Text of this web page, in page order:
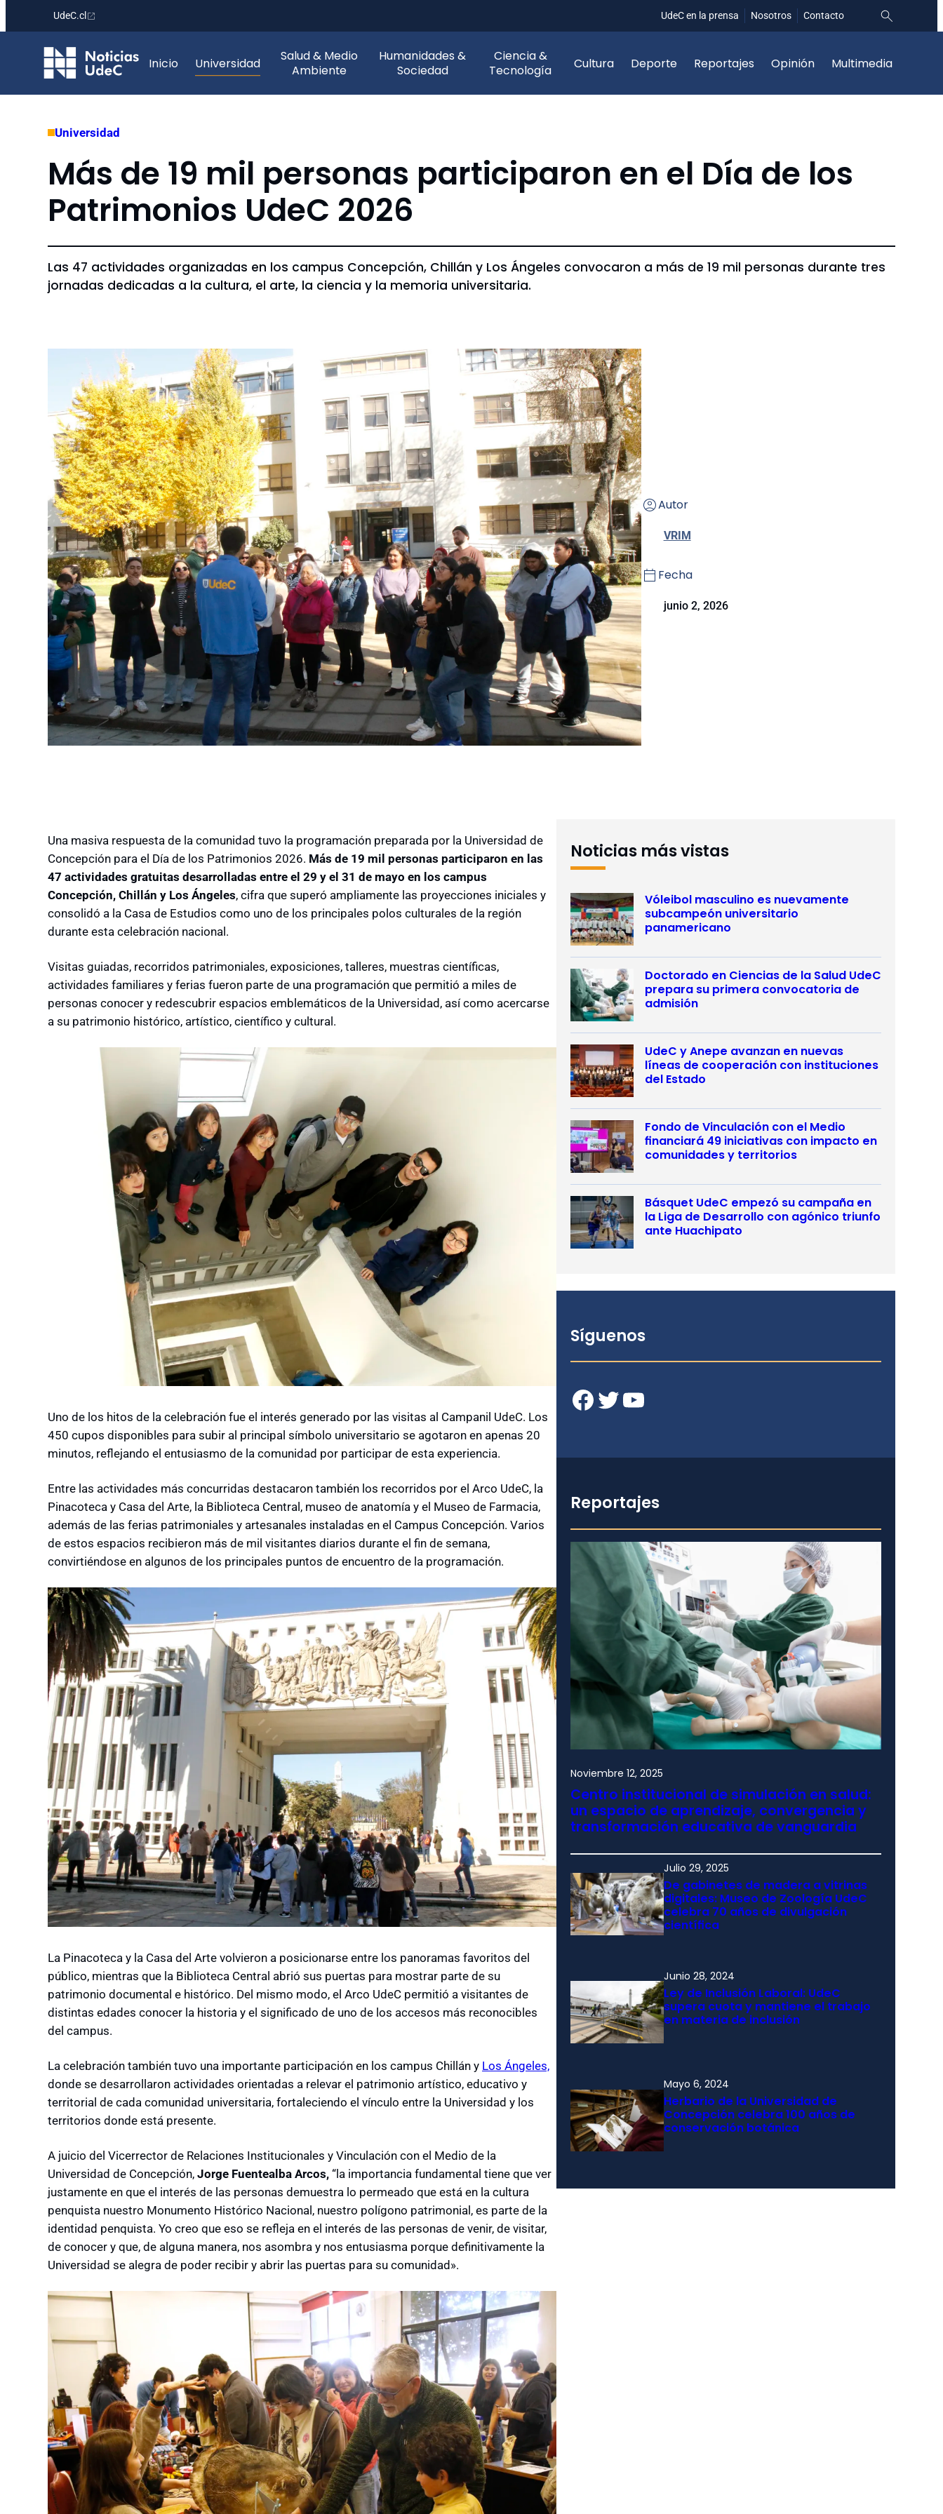
contenido
UdeC.cl UdeC en la prensa Nosotros Contacto
Inicio Universidad
Salud & Medio
Ambiente
Humanidades &
Sociedad
Ciencia &
Tecnología
Cultura Deporte Reportajes Opinión Multimedia
Universidad
Más de 19 mil personas participaron en el Día de los
Patrimonios UdeC 2026
Las 47 actividades organizadas en los campus Concepción, Chillán y Los Ángeles convocaron a más de 19 mil personas durante tres
jornadas dedicadas a la cultura, el arte, la ciencia y la memoria universitaria.
Autor
VRIM
Fecha
junio 2, 2026
Una masiva respuesta de la comunidad tuvo la programación preparada por la Universidad de
Concepción para el Día de los Patrimonios 2026. Más de 19 mil personas participaron en las
47 actividades gratuitas desarrolladas entre el 29 y el 31 de mayo en los campus
Concepción, Chillán y Los Ángeles, cifra que superó ampliamente las proyecciones iniciales y
consolidó a la Casa de Estudios como uno de los principales polos culturales de la región
durante esta celebración nacional.
Visitas guiadas, recorridos patrimoniales, exposiciones, talleres, muestras científicas,
actividades familiares y ferias fueron parte de una programación que permitió a miles de
personas conocer y redescubrir espacios emblemáticos de la Universidad, así como acercarse
a su patrimonio histórico, artístico, científico y cultural.
Uno de los hitos de la celebración fue el interés generado por las visitas al Campanil UdeC. Los
450 cupos disponibles para subir al principal símbolo universitario se agotaron en apenas 20
minutos, reflejando el entusiasmo de la comunidad por participar de esta experiencia.
Entre las actividades más concurridas destacaron también los recorridos por el Arco UdeC, la
Pinacoteca y Casa del Arte, la Biblioteca Central, museo de anatomía y el Museo de Farmacia,
además de las ferias patrimoniales y artesanales instaladas en el Campus Concepción. Varios
de estos espacios recibieron más de mil visitantes diarios durante el fin de semana,
convirtiéndose en algunos de los principales puntos de encuentro de la programación.
La Pinacoteca y la Casa del Arte volvieron a posicionarse entre los panoramas favoritos del
público, mientras que la Biblioteca Central abrió sus puertas para mostrar parte de su
patrimonio documental e histórico. Del mismo modo, el Arco UdeC permitió a visitantes de
distintas edades conocer la historia y el significado de uno de los accesos más reconocibles
del campus.
La celebración también tuvo una importante participación en los campus Chillán y Los Ángeles,
donde se desarrollaron actividades orientadas a relevar el patrimonio artístico, educativo y
territorial de cada comunidad universitaria, fortaleciendo el vínculo entre la Universidad y los
territorios donde está presente.
A juicio del Vicerrector de Relaciones Institucionales y Vinculación con el Medio de la
Universidad de Concepción, Jorge Fuentealba Arcos, “la importancia fundamental tiene que ver
justamente en que el interés de las personas demuestra lo permeado que está en la cultura
penquista nuestro Monumento Histórico Nacional, nuestro polígono patrimonial, es parte de la
identidad penquista. Yo creo que eso se refleja en el interés de las personas de venir, de visitar,
de conocer y que, de alguna manera, nos asombra y nos entusiasma porque definitivamente la
Universidad se alegra de poder recibir y abrir las puertas para su comunidad».
Noticias más vistas
Vóleibol masculino es nuevamente
subcampeón universitario
panamericano
Doctorado en Ciencias de la Salud UdeC
prepara su primera convocatoria de
admisión
UdeC y Anepe avanzan en nuevas
líneas de cooperación con instituciones
del Estado
Fondo de Vinculación con el Medio
financiará 49 iniciativas con impacto en
comunidades y territorios
Básquet UdeC empezó su campaña en
la Liga de Desarrollo con agónico triunfo
ante Huachipato
Síguenos
Facebook Twitter YouTube
Reportajes
Noviembre 12, 2025
Centro institucional de simulación en salud:
un espacio de aprendizaje, convergencia y
transformación educativa de vanguardia
Julio 29, 2025
De gabinetes de madera a vitrinas
digitales: Museo de Zoología UdeC
celebra 70 años de divulgación
científica
Junio 28, 2024
Ley de Inclusión Laboral: UdeC
supera cuota y mantiene el trabajo
en materia de inclusión
Mayo 6, 2024
Herbario de la Universidad de
Concepción celebra 100 años de
conservación botánica